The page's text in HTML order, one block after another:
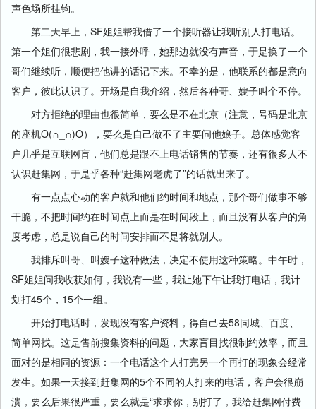
声色场所挂钩。
第二天早上，SF姐姐帮我借了一个接听器让我听别人打电话。
第一个姐们很悲剧，我一接外呼，她那边就没有声音，于是换了一个
哥们继续听，顺便把他讲的话记下来。不幸的是，他联系的都是意向
客户，彼此认识了。开场是自我介绍，然后各种哥、嫂子叫个不停。
对方拒绝的理由也很简单，要么是不在北京（注意，号码是北京
的座机O(∩_∩)O），要么是自己做不了主要问他娘子。总体感觉客
户几乎是互联网盲，他们总是跟不上电话销售的节奏，还有很多人不
认识赶集网，于是乎各种“赶集网老虎了”的话就出来了。
有一点点心动的客户就和他们约时间和地点，那个哥们做事不够
干脆，不把时间约在时间点上而是在时间段上，而且没有从客户的角
度考虑，总是说自己的时间安排而不是将就别人。
我排斥叫哥、叫嫂子这种做法，决定不使用这种策略。中午时，
SF姐姐问我收获如何，我说有一些，我让她下午让我打电话，我计
划打45个，15个一组。
开始打电话时，发现没有客户资料，得自己去58同城、百度、
简单网找。这是售前搜集资料的问题，大家盲目找很制约效率，而且
面对的是相同的资源：一个电话这个人打完另一个再打的现象会经常
发生。如果一天接到赶集网的5个不同的人打来的电话，客户会很崩
溃，要么后果很严重，要么就是“求求你，别打了，我给赶集网付费